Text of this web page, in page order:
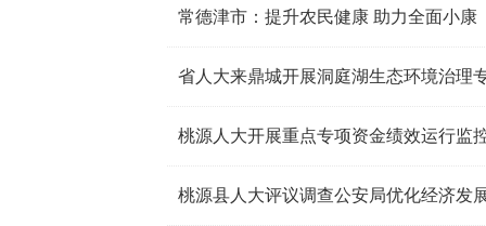
常德津市：提升农民健康 助力全面小康
省人大来鼎城开展洞庭湖生态环境治理
桃源人大开展重点专项资金绩效运行监
桃源县人大评议调查公安局优化经济发